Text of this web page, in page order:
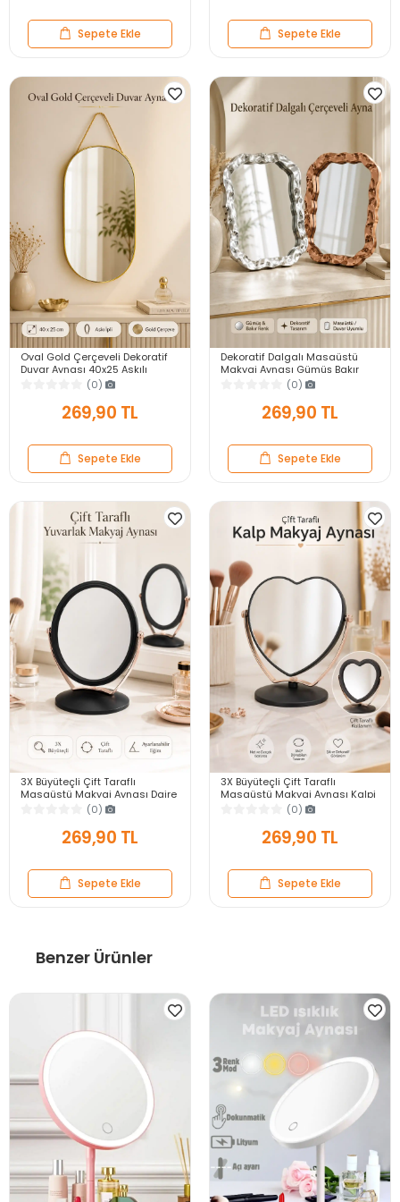
Sepete Ekle Sepete Ekle
Oval Gold Çerçeveli Dekoratif
Duvar Aynası 40x25 Askılı
Modern Salon Antre Banyo
Yatak Odası Aynası
(0)
269,90 TL
Sepete Ekle
Dekoratif Dalgalı Masaüstü
Makyaj Aynası Gümüş Bakır
Çerçeveli Modern Yakın Duvar
(0)
269,90 TL
Sepete Ekle
3X Büyüteçli Çift Taraflı
Masaüstü Makyaj Aynası Daire
Siyah Rose Gold Standlı
Dekoratif Yakın Ayna
(0)
269,90 TL
Sepete Ekle
3X Büyüteçli Çift Taraflı
Masaüstü Makyaj Aynası Kalpi
Siyah Rose Gold Standlı
Dekoratif Yakın Ayna
(0)
269,90 TL
Sepete Ekle
Benzer Ürünler